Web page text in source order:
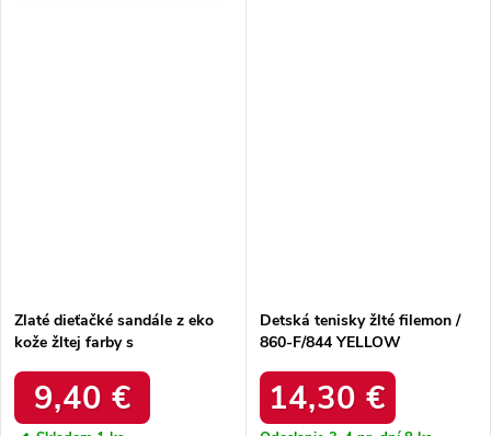
Zlaté dieťačké sandále z eko
kože žltej farby s
zapínaním na suchý zips, kód
produktu 270-C GOLD
9,40 €
Detská tenisky žlté filemon /
860-F/844 YELLOW
14,30 €